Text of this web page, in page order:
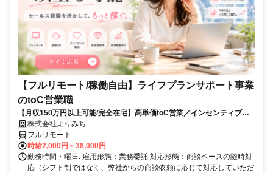
【フルリモート/稼働自由】ライフプランサポート事業
のtoC営業職
【月収150万円以上可能/完全在宅】高単価toC営業／インセンティブ充
実 株式会社よりみち
フルリモート
時給2,000円～38,000円
勤務時間・曜日: 雇用形態：業務委託 対応形態：商談ベースの随時対
応（シフト制ではなく、弊社からの商談依頼に応じて対応していただ